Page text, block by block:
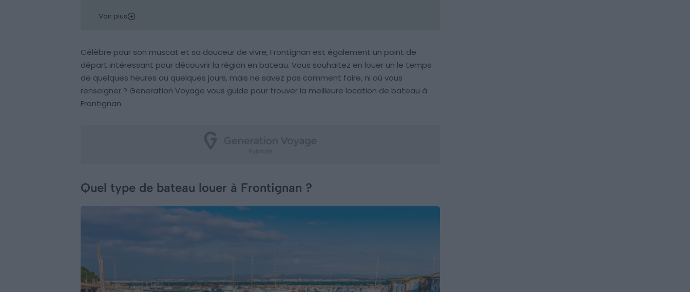
Voir plus
Célèbre pour son muscat et sa douceur de vivre, Frontignan est également un point de
départ intéressant pour découvrir la région en bateau. Vous souhaitez en louer un le temps
de quelques heures ou quelques jours, mais ne savez pas comment faire, ni où vous
renseigner ? Generation Voyage vous guide pour trouver la meilleure location de bateau à
Frontignan.
Quel type de bateau louer à Frontignan ?